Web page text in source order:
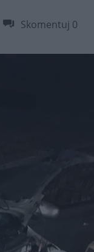
Skomentuj 0